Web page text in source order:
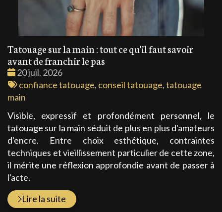
Tatouage sur la main : tout ce qu'il faut savoir
avant de franchir le pas
Date
:
20 juil. 2026
Tags
:
confiance tatouage, conseil tatouage,tatouage
main
Visible, expressif et profondément personnel, le
tatouage sur la main séduit de plus en plus d'amateurs
d'encre. Entre choix esthétique, contraintes
techniques et vieillissement particulier de cette zone,
il mérite une réflexion approfondie avant de passer à
l'acte.
Lire la suite